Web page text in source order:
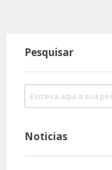
Pesquisar
Noticias